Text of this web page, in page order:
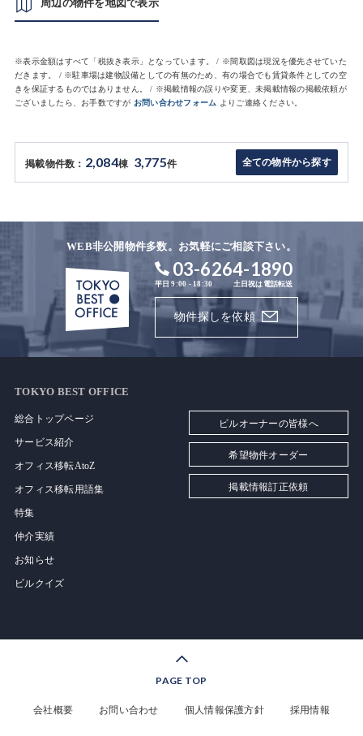
周辺の物件を地図で表示
※表示金額はすべて「税抜き表示」となっています。 / ※間取図は現況を優先させていた
だきます。 / ※駐車場は建物設備としての有無のため、有の場合でも賃貸条件としての空
きを保証するものではありません。 / ※掲載情報の誤りや変更、未掲載情報の掲載依頼が
ございましたら、お手数ですが お問い合わせフォーム よりご連絡ください。
掲載物件数： 2,084棟 3,775件 全ての物件から探す
WEB非公開物件多数。お気軽にご相談下さい。
03-6264-1890
平日 9:00 - 18:30 土日祝は電話転送
物件探しを依頼
TOKYO BEST OFFICE
総合トップページ
サービス紹介
オフィス移転AtoZ
オフィス移転用語集
特集
仲介実績
お知らせ
ビルクイズ
ビルオーナーの皆様へ
希望物件オーダー
掲載情報訂正依頼
PAGE TOP
会社概要 お問い合わせ 個人情報保護方針 採用情報